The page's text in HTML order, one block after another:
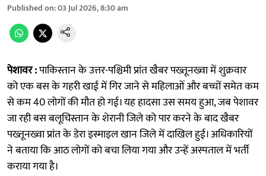
Published on:03 Jul 2026, 8:30 am
पेशावर :पाकिस्तान के उत्तर-पश्चिमी प्रांत खैबर पख्तूनख्वा में शुक्रवार
को एक बस के गहरी खाई में गिर जाने से महिलाओं और बच्चों समेत कम
से कम 40 लोगों की मौत हो गई। यह हादसा उस समय हुआ, जब पेशावर
जा रही बस बलूचिस्तान के शेरानी जिले को पार करने के बाद खैबर
पख्तूनख्वा प्रांत के डेरा इस्माइल खान जिले में दाखिल हुई। अधिकारियों
ने बताया कि आठ लोगों को बचा लिया गया और उन्हें अस्पताल में भर्ती
कराया गया है।